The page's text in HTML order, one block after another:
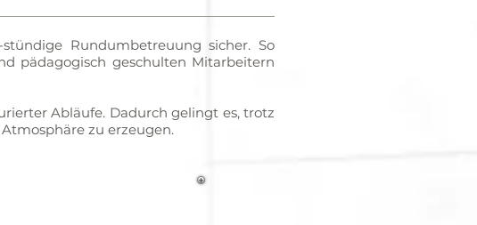
Rundumbetreuung sicher. So
pädagogisch geschulten Mitarbeitern
Abläufe. Dadurch gelingt es, trotz
zu erzeugen.